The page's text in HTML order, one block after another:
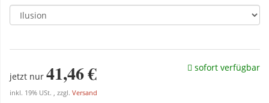
jetzt nur 41,46 €
inkl. 19% USt. , zzgl. Versand
sofort verfügbar